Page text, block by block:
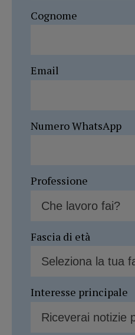
Cognome
Email
Numero WhatsApp
Professione
Fascia di età
Interesse principale